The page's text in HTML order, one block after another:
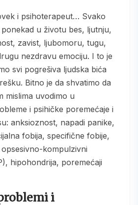
u životu bes, ljutnju,
zavist, ljubomoru, tugu,
nezdravu emociju. I to je
svi pogrešiva ljudska bića
Bitno je da shvatimo da
mislima uvodimo u
i psihičke poremećaje i
anksioznost, napadi panike,
fobija, specifične fobije,
kompulzivni
hipohondrija, poremećaji
i